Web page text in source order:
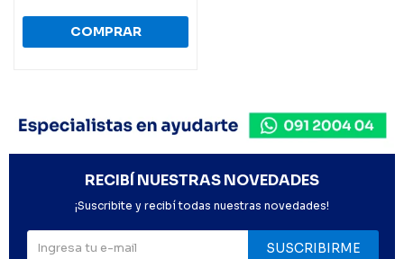
RECIBÍ NUESTRAS NOVEDADES
¡Suscribite y recibí todas nuestras novedades!
SUSCRIBIRME